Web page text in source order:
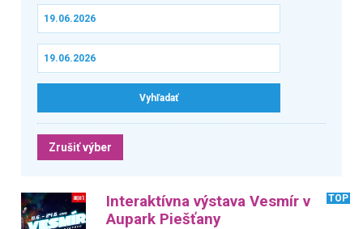
Zrušiť výber
Interaktívna výstava Vesmír v
Aupark Piešťany
TOP